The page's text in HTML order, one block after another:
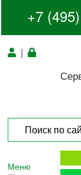
+7
|
Меню